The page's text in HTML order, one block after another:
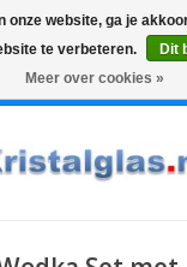
Graveren
onze website, ga je
te verbeteren.
Dit
Meer over cookies »